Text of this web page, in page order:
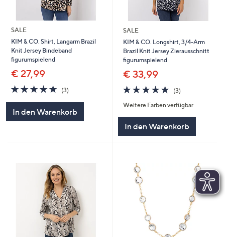
SALE
KIM & CO. Shirt, Langarm Brazil
Knit Jersey Bindeband
figurumspielend
€ 27,99
5.0
von
(3)
In den Warenkorb
SALE
KIM & CO. Longshirt, 3/4-Arm
Brazil Knit Jersey Zierausschnitt
figurumspielend
€ 33,99
5.0
von
5
(3)
Weitere Farben verfügbar
In den Warenkorb